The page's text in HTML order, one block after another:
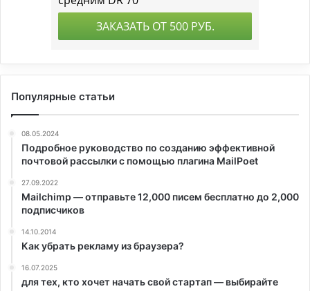
Популярные статьи
08.05.2024
Подробное руководство по созданию эффективной
почтовой рассылки с помощью плагина MailPoet
27.09.2022
Mailchimp — отправьте 12,000 писем бесплатно до 2,000
подписчиков
14.10.2014
Как убрать рекламу из браузера?
16.07.2025
для тех, кто хочет начать свой стартап — выбирайте